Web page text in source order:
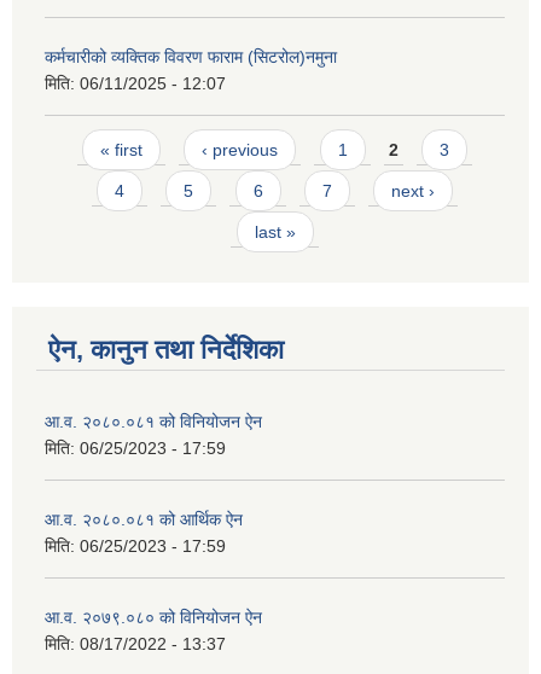
कर्मचारीको व्यक्तिक विवरण फाराम (सिटरोल)नमुना
मिति: 06/11/2025 - 12:07
Pages
« first ‹ previous 1 2 3
4 5 6 7 next ›
last »
ऐन, कानुन तथा निर्देशिका
आ.व. २०८०.०८१ को विनियोजन ऐन
मिति: 06/25/2023 - 17:59
आ.व. २०८०.०८१ को आर्थिक ऐन
मिति: 06/25/2023 - 17:59
आ.व. २०७९.०८० को विनियोजन ऐन
मिति: 08/17/2022 - 13:37